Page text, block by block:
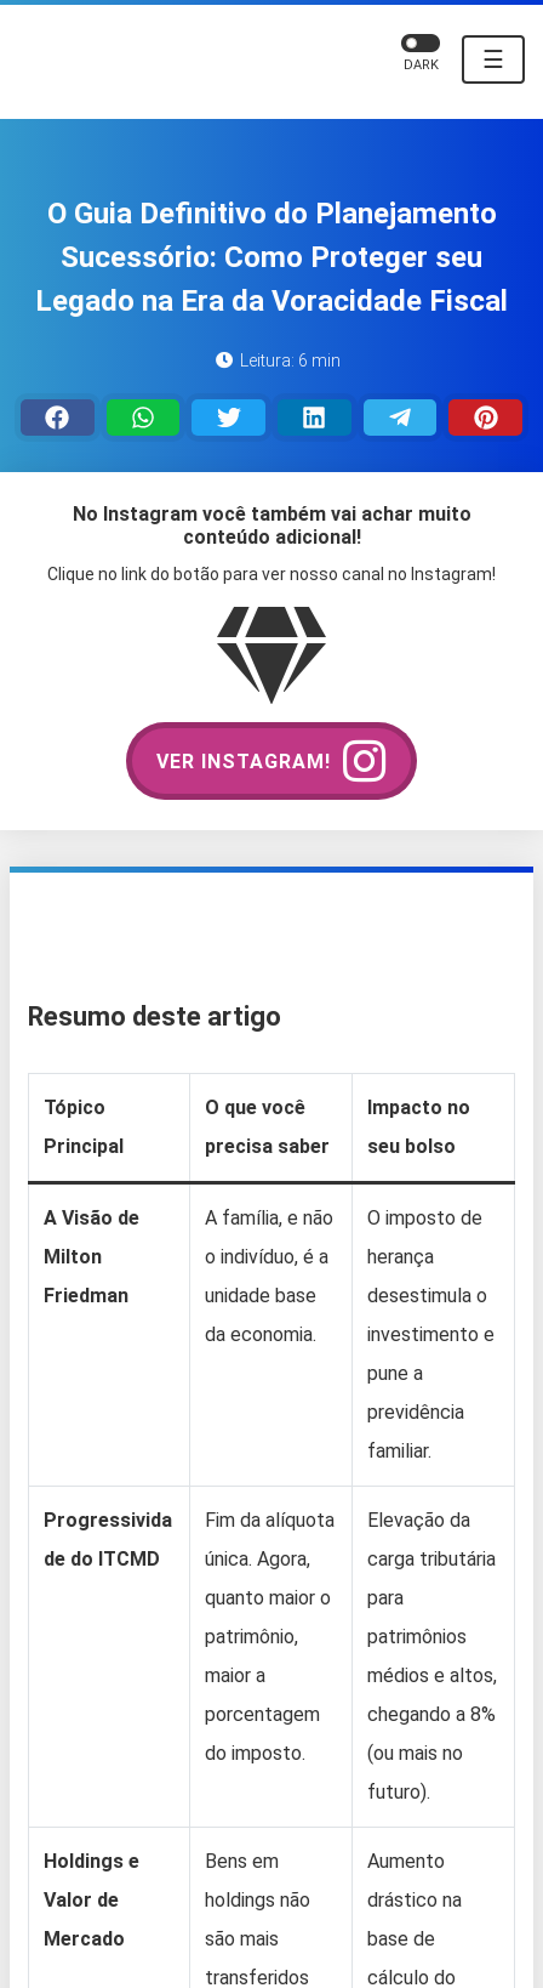
☰
DARK
O Guia Definitivo do Planejamento
Sucessório: Como Proteger seu
Legado na Era da Voracidade Fiscal
Leitura: 6 min
No Instagram você também vai achar muito
conteúdo adicional!
Clique no link do botão para ver nosso canal no Instagram!
VER INSTAGRAM!
Resumo deste artigo
Tópico
Principal
O que você
precisa saber
Impacto no
seu bolso
A Visão de
Milton
Friedman
A família, e não
o indivíduo, é a
unidade base
da economia.
O imposto de
herança
desestimula o
investimento e
pune a
previdência
familiar.
Progressivida
de do ITCMD
Fim da alíquota
única. Agora,
quanto maior o
patrimônio,
maior a
porcentagem
do imposto.
Elevação da
carga tributária
para
patrimônios
médios e altos,
chegando a 8%
(ou mais no
futuro).
Holdings e
Valor de
Mercado
Bens em
holdings não
são mais
transferidos
Aumento
drástico na
base de
cálculo do